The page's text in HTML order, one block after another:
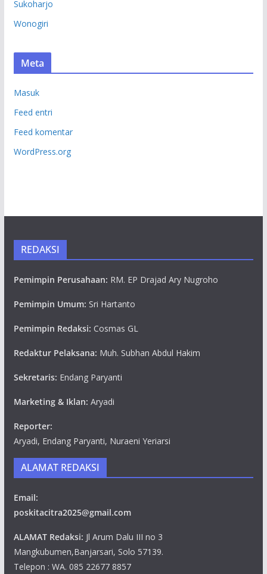
Sukoharjo
Wonogiri
Meta
Masuk
Feed entri
Feed komentar
WordPress.org
REDAKSI
Pemimpin Perusahaan: RM. EP Drajad Ary Nugroho
Pemimpin Umum: Sri Hartanto
Pemimpin Redaksi: Cosmas GL
Redaktur Pelaksana: Muh. Subhan Abdul Hakim
Sekretaris: Endang Paryanti
Marketing & Iklan: Aryadi
Reporter:
Aryadi, Endang Paryanti, Nuraeni Yeriarsi
ALAMAT REDAKSI
Email:
poskitacitra2025@gmail.com
ALAMAT Redaksi: Jl Arum Dalu III no 3
Mangkubumen,Banjarsari, Solo 57139.
Telepon : WA. 085 22677 8857